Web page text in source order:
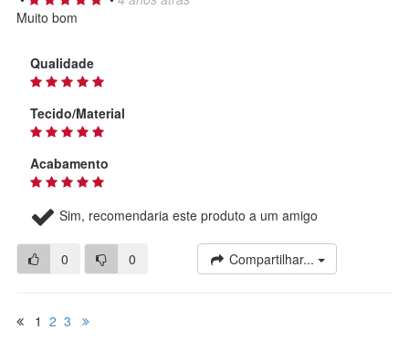
Muito bom
Qualidade
Tecido/Material
Acabamento
Sim, recomendaria este produto a um amigo
0 0 Compartilhar...
1 2 3